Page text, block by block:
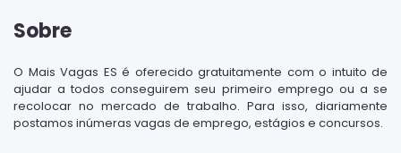
Sobre
O Mais Vagas ES é oferecido gratuitamente com o intuito de
ajudar a todos conseguirem seu primeiro emprego ou a se
recolocar no mercado de trabalho. Para isso, diariamente
postamos inúmeras vagas de emprego, estágios e concursos.